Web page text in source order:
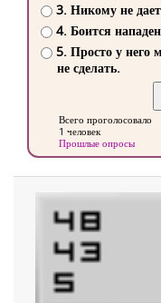
3. Никому не
4. Боится
5. Просто у него
не сделать.
Всего проголосовало
1 человек
Прошлые опросы